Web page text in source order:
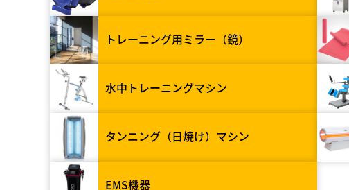
トレーニング用ミラー（鏡）
水中トレーニングマシン
タンニング（日焼け）マシン
EMS機器